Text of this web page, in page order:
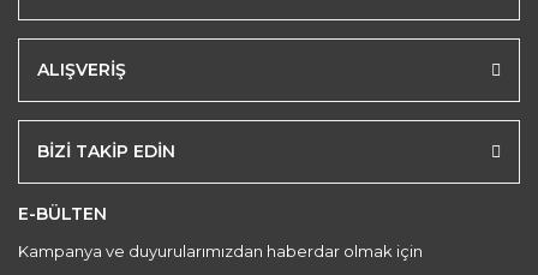
ALIŞVERİŞ
BİZİ TAKİP EDİN
E-BÜLTEN
Kampanya ve duyurularımızdan haberdar olmak için